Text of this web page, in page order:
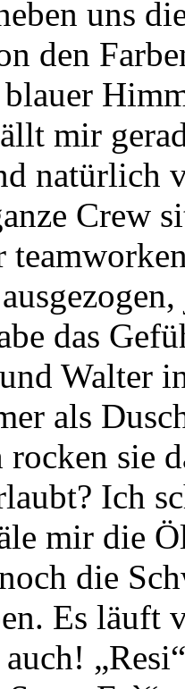
uns
den
mir
natürlich
Crew
das
Walter
als
sie
Ich
mir die
die
Es